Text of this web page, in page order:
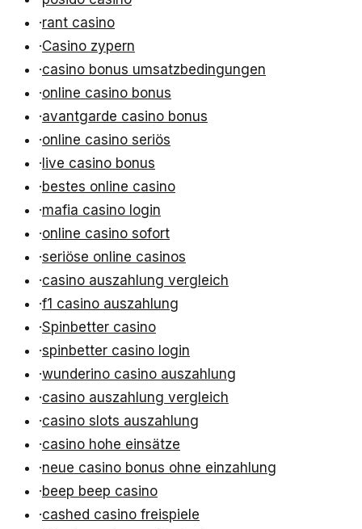
·rant casino
·Casino zypern
·casino bonus umsatzbedingungen
·online casino bonus
·avantgarde casino bonus
·online casino seriös
· live casino bonus
·bestes online casino
·mafia casino login
·online casino sofort
·seriöse online casinos
·casino auszahlung vergleich
·f1 casino auszahlung
·Spinbetter casino
·spinbetter casino login
·wunderino casino auszahlung
·casino auszahlung vergleich
·casino slots auszahlung
·casino hohe einsätze
·neue casino bonus ohne einzahlung
·beep beep casino
·cashed casino freispiele